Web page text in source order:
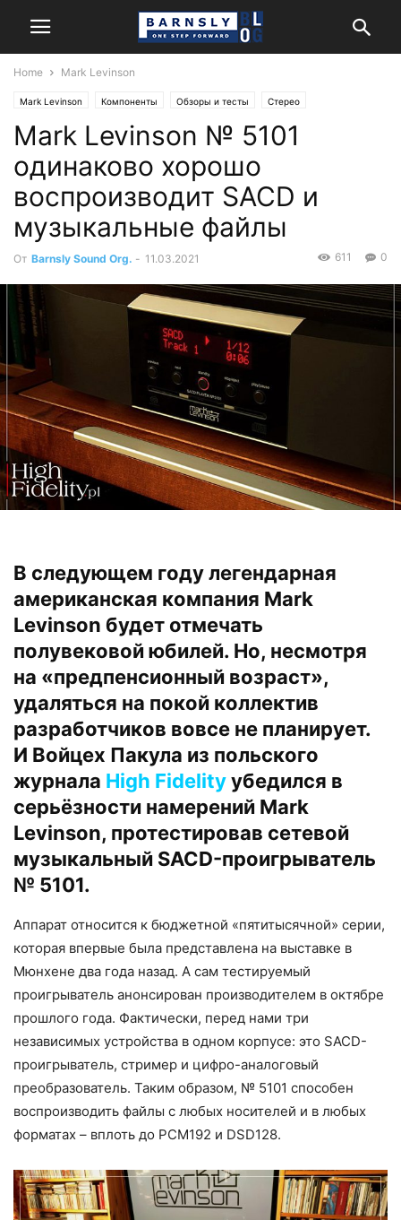
Home Mark Levinson
Mark Levinson Компоненты Обзоры и тесты Стерео
Mark Levinson № 5101
одинаково хорошо
воспроизводит SACD и
музыкальные файлы
От Barnsly Sound Org. - 11.03.2021 0
611
В следующем году легендарная
американская компания Mark
Levinson будет отмечать
полувековой юбилей. Но, несмотря
на «предпенсионный возраст»,
удаляться на покой коллектив
разработчиков вовсе не планирует.
И Войцех Пакула из польского
журнала High Fidelityубедился в
серьёзности намерений Mark
Levinson, протестировав сетевой
музыкальный SACD-проигрыватель
№ 5101.
Аппарат относится к бюджетной «пятитысячной» серии,
которая впервые была представлена на выставке в
Мюнхене два года назад. А сам тестируемый
проигрыватель анонсирован производителем в октябре
прошлого года. Фактически, перед нами три
независимых устройства в одном корпусе: это SACD-
проигрыватель, стример и цифро-аналоговый
преобразователь. Таким образом, № 5101 способен
воспроизводить файлы с любых носителей и в любых
форматах – вплоть до PCM192 и DSD128.